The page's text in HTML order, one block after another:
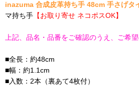
inazuma 合成皮革持ち手 48cm 手さげタ
マ持ち手 【お取り寄せ ネコポスOK】
上記、品名・品番をご確認のうえ、ご希
■全長：約48cm
■幅：約1.1cm
■入数：2本（裏あて4枚付）